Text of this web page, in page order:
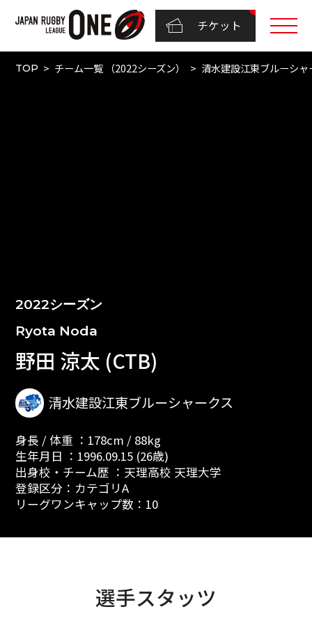
チケット
TOP チーム一覧 （2022シーズン） 清水建設江東ブルーシャ
2022シーズン
Ryota Noda
野田 涼太 (CTB)
清水建設江東ブルーシャークス
身長 / 体重 ：178cm / 88kg
生年月日 ：1996.09.15 (26歳)
出身校・チーム歴 ：天理高校 天理大学
登録区分：カテゴリA
リーグワンキャップ数：10
選手スタッツ